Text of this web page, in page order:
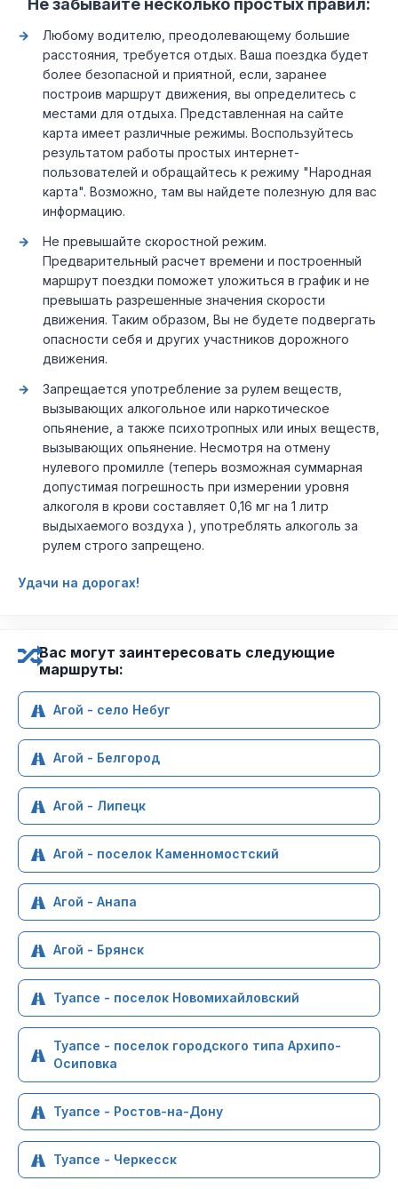
Не забывайте несколько простых правил:
Любому водителю, преодолевающему большие
расстояния, требуется отдых. Ваша поездка будет
более безопасной и приятной, если, заранее
построив маршрут движения, вы определитесь с
местами для отдыха. Представленная на сайте
карта имеет различные режимы. Воспользуйтесь
результатом работы простых интернет-
пользователей и обращайтесь к режиму "Народная
карта". Возможно, там вы найдете полезную для вас
информацию.
Не превышайте скоростной режим.
Предварительный расчет времени и построенный
маршрут поездки поможет уложиться в график и не
превышать разрешенные значения скорости
движения. Таким образом, Вы не будете подвергать
опасности себя и других участников дорожного
движения.
Запрещается употребление за рулем веществ,
вызывающих алкогольное или наркотическое
опьянение, а также психотропных или иных веществ,
вызывающих опьянение. Несмотря на отмену
нулевого промилле (теперь возможная суммарная
допустимая погрешность при измерении уровня
алкоголя в крови составляет 0,16 мг на 1 литр
выдыхаемого воздуха ), употреблять алкоголь за
рулем строго запрещено.
Удачи на дорогах!
Вас могут заинтересовать следующие
маршруты:
Агой - село Небуг
Агой - Белгород
Агой - Липецк
Агой - поселок Каменномостский
Агой - Анапа
Агой - Брянск
Туапсе - поселок Новомихайловский
Туапсе - поселок городского типа Архипо-
Осиповка
Туапсе - Ростов-на-Дону
Туапсе - Черкесск